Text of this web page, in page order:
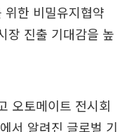
한 비밀유지협약
장 진출 기대감을 높
오토메이트 전시회
서 알려진 글로벌 기